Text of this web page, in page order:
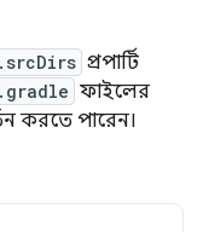
প্রপার্টি
ফাইলের
করতে পারেন।